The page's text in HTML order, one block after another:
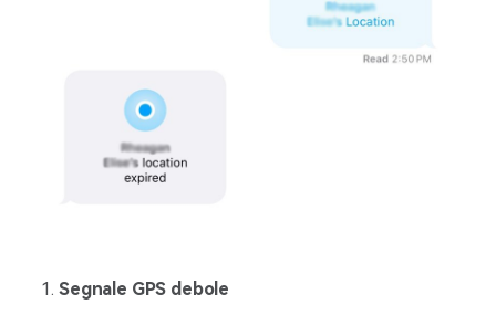
Segnale GPS debole